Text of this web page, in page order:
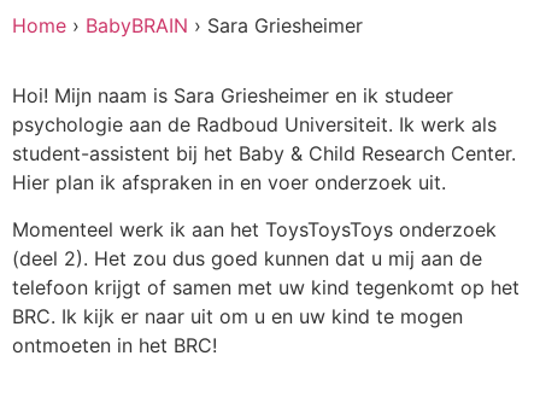
Home › BabyBRAIN › Sara Griesheimer
Hoi! Mijn naam is Sara Griesheimer en ik studeer
psychologie aan de Radboud Universiteit. Ik werk als
student-assistent bij het Baby & Child Research Center.
Hier plan ik afspraken in en voer onderzoek uit.
Momenteel werk ik aan het ToysToysToys onderzoek
(deel 2). Het zou dus goed kunnen dat u mij aan de
telefoon krijgt of samen met uw kind tegenkomt op het
BRC. Ik kijk er naar uit om u en uw kind te mogen
ontmoeten in het BRC!